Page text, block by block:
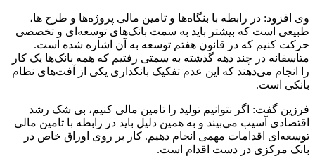
وی افزود: در رابطه با بنگاه‌ها و تامین مالی پروژه‌ها و طرح ها،
طبیعی است که بیشتر باید به سمت بانک‌های توسعه‌ای و تخصصی
حرکت کنیم که در قانون هفتم توسعه به آن اشاره شده است.
متاسفانه در چند دهه گذشته به سمتی رفتیم که همه بانک‌ها یک کار
را انجام می‌دهند که این عدم تفکیک بانکداری یکی از آفت‌های نظام
بانکی است.
فرزین گفت: اگر نتوانیم تولید را تامین مالی کنیم، بی شک رشد
اقتصادی آسیب می‌بیند و به همین دلیل باید در رابطه با تامین مالی
توسعه‌ای اقدامات مهمی انجام دهیم. کار بر روی اوراق خاص در
بانک مرکزی در دست اقدام است.